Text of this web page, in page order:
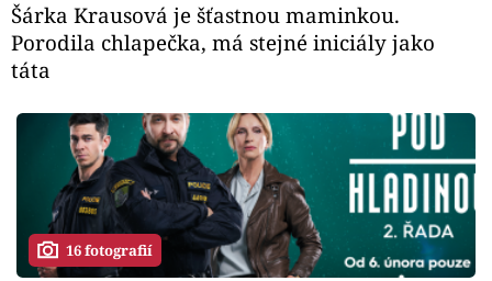
Šárka Krausová je šťastnou maminkou.
Porodila chlapečka, má stejné iniciály jako
táta
16 fotografií